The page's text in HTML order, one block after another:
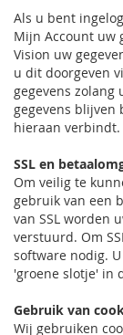
Als u bent
Mijn Account uw
Vision uw
u dit doorgeven
gegevens
gegevens
hieraan verbindt.
SSL en
Om veilig te
gebruik van een
van SSL worden
verstuurd. Om
software nodig.
'groene slotje' in
Gebruik van
Wij gebruiken